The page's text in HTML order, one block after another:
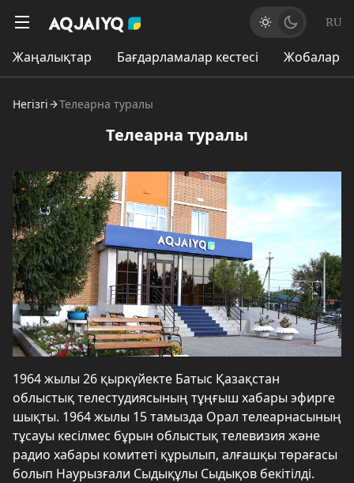
RU
Жаңалықтар Бағдарламалар кестесі Жобалар
Негізгі Телеарна туралы
Телеарна туралы
1964 жылы 26 қыркүйекте Батыс Қазақстан
облыстық телестудиясының тұңғыш хабары эфирге
шықты. 1964 жылы 15 тамызда Орал телеарнасының
тұсауы кесілмес бұрын облыстық телевизия және
радио хабары комитеті құрылып, алғашқы төрағасы
болып Наурызғали Сыдықұлы Сыдықов бекітілді.